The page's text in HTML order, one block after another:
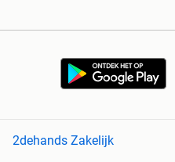
2dehands Zakelijk